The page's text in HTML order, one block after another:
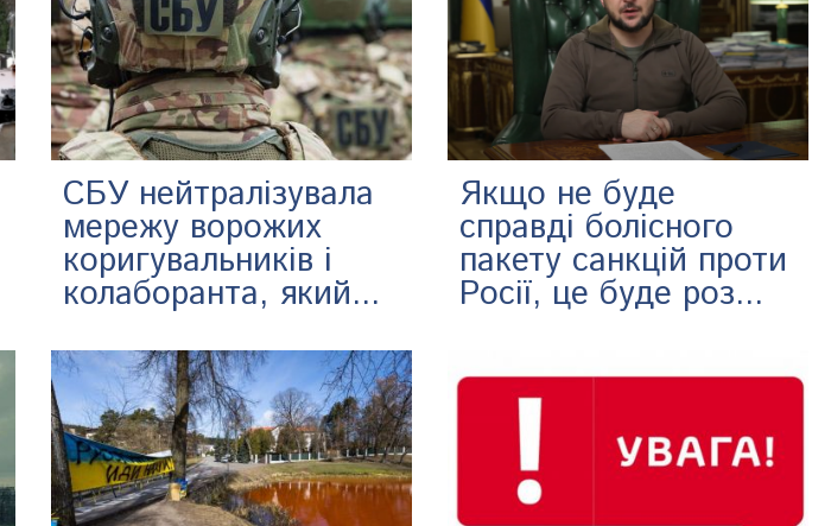
СБУ нейтралізувала
мережу ворожих
коригувальників і
колаборанта, який...
Якщо не буде
справді болісного
пакету санкцій проти
Росії, це буде роз...